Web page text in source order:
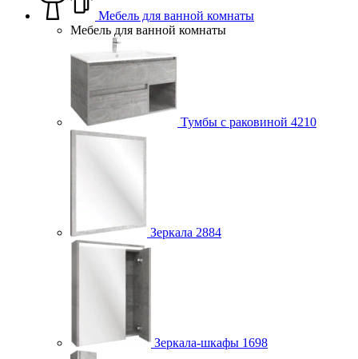
Мебель для ванной комнаты
Мебель для ванной комнаты
Тумбы с раковиной 4210
Зеркала 2884
Зеркала-шкафы 1698